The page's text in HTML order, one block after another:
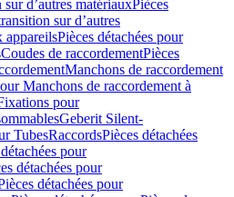
d’autres matériauxPièces
sur d’autres
appareilsPièces détachées pour
Coudes de raccordementPièces
Manchons de raccordement
Manchons de raccordement à
pour
Geberit Silent-
TubesRaccordsPièces détachées
pour
détachées pour
détachées pour